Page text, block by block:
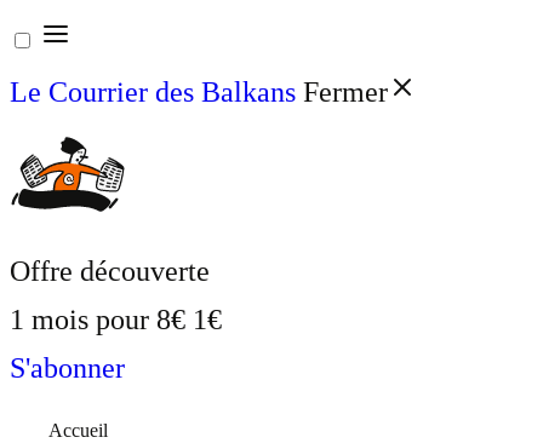
Aller
au
contenu
Le Courrier des Balkans Fermer
Offre découverte
1 mois pour 8€ 1€
S'abonner
Accueil